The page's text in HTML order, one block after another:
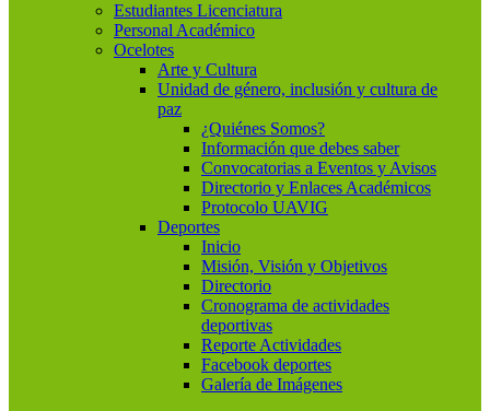
Estudiantes Licenciatura
Personal Académico
Ocelotes
Arte y Cultura
Unidad de género, inclusión y cultura de
paz
¿Quiénes Somos?
Información que debes saber
Convocatorias a Eventos y Avisos
Directorio y Enlaces Académicos
Protocolo UAVIG
Deportes
Inicio
Misión, Visión y Objetivos
Directorio
Cronograma de actividades
deportivas
Reporte Actividades
Facebook deportes
Galería de Imágenes